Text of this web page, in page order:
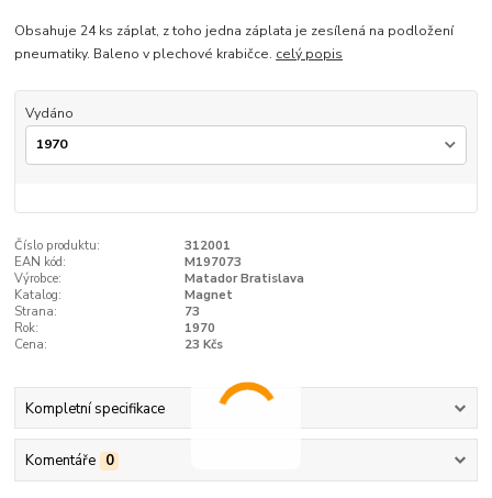
Obsahuje 24 ks záplat, z toho jedna záplata je zesílená na podložení
pneumatiky. Baleno v plechové krabičce. celý popis
Vydáno
Číslo produktu:
312001
EAN kód:
M197073
Výrobce:
Matador Bratislava
Katalog:
Magnet
Strana:
73
Rok:
1970
Cena:
23 Kčs
Kompletní specifikace
Komentáře 0